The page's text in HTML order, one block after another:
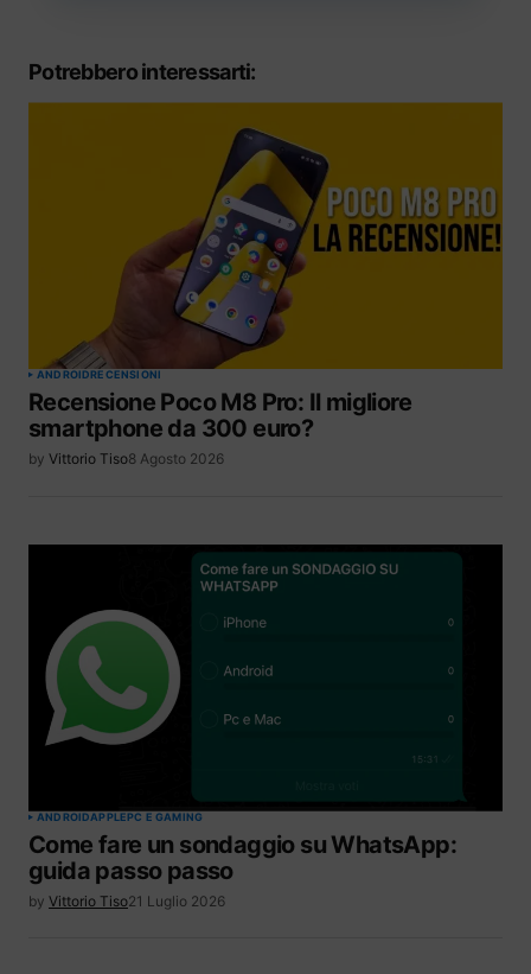
Potrebbero interessarti:
ANDROIDRECENSIONI
Recensione Poco M8 Pro: Il migliore
smartphone da 300 euro?
by Vittorio Tiso8 Agosto 2026
ANDROIDAPPLEPC E GAMING
Come fare un sondaggio su WhatsApp:
guida passo passo
by Vittorio Tiso21 Luglio 2026